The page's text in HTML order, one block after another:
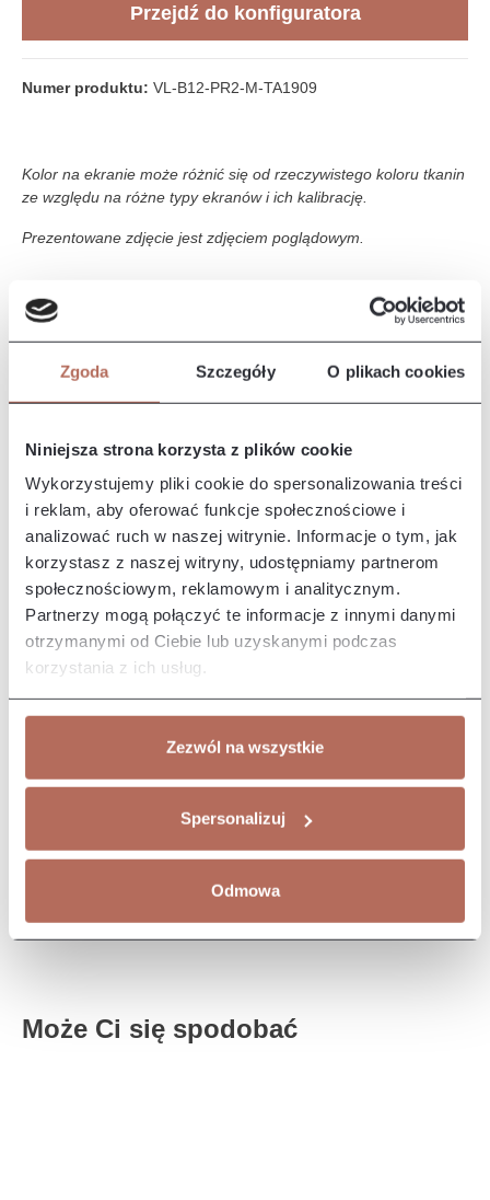
Zgoda Szczegóły O plikach cookies
Niniejsza strona korzysta z plików cookie
Wykorzystujemy pliki cookie do spersonalizowania treści
i reklam, aby oferować funkcje społecznościowe i
analizować ruch w naszej witrynie. Informacje o tym, jak
korzystasz z naszej witryny, udostępniamy partnerom
społecznościowym, reklamowym i analitycznym.
Partnerzy mogą połączyć te informacje z innymi danymi
otrzymanymi od Ciebie lub uzyskanymi podczas
korzystania z ich usług.
Zezwól na wszystkie
Spersonalizuj
Odmowa
Loading...
Przejdź do konfiguratora
Numer produktu: VL-B12-PR2-M-TA1909
Kolor na ekranie może różnić się od rzeczywistego koloru tkanin
ze względu na różne typy ekranów i ich kalibrację.
Prezentowane zdjęcie jest zdjęciem poglądowym.
Opis i wymiary
mebel, który wyróżnia się komfortem i stylowym designem.
Wypos…Więcej
Właściwości
Producent/Importer/Dostawca
Pozostałe z kolekcji
Może Ci się spodobać